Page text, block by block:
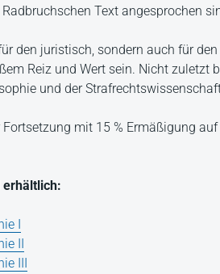
Text angesprochen
den juristisch, sondern auch für
Reiz und Wert sein. Nicht zuletzt
und der
mit 15 % Ermäßigung
erhältlich:
I
II
III